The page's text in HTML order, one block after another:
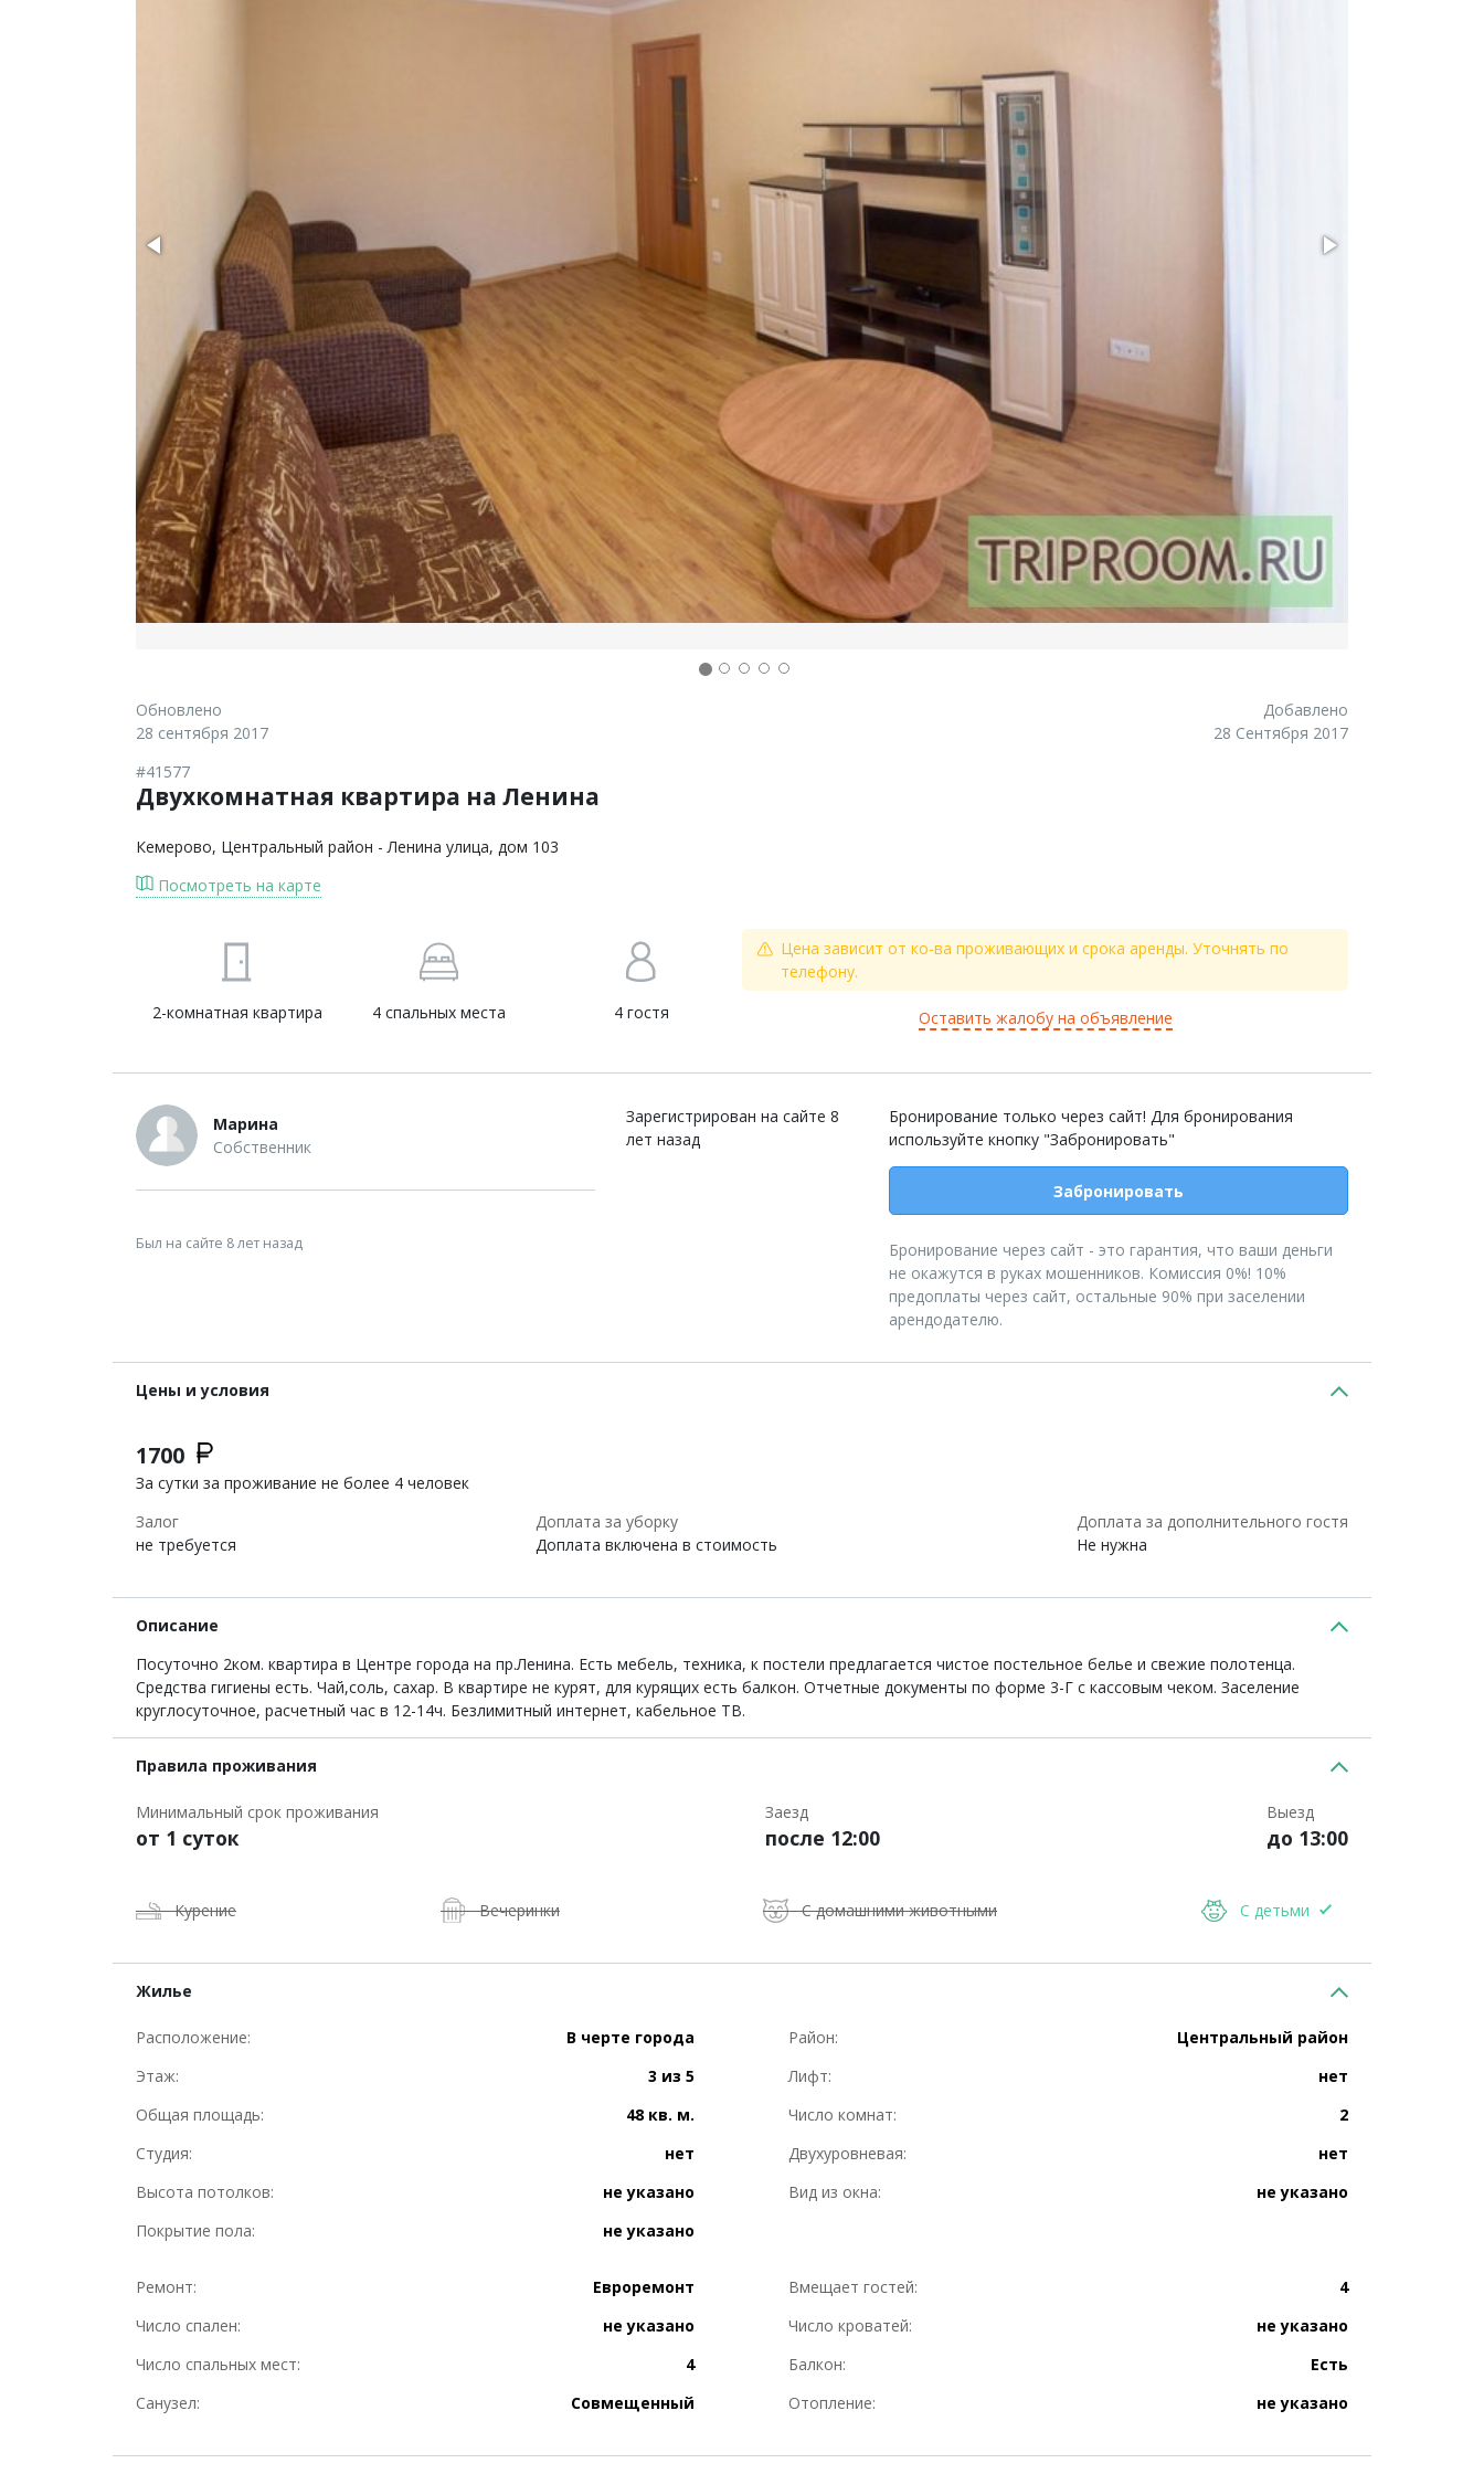
Обновлено
28 сентября 2017
Добавлено
28 Сентября 2017
Двухкомнатная квартира на Ленина
#41577
Кемерово, Центральный район - Ленина улица, дом 103
Посмотреть на карте
2-комнатная квартира 4 спальных места 4 гостя
Цена зависит от ко-ва проживающих и срока аренды. Уточнять по
телефону.
Оставить жалобу на объявление
Марина
Собственник
Был на сайте 8 лет назад
Зарегистрирован на сайте 8
лет назад
Бронирование только через сайт! Для бронирования
используйте кнопку "Забронировать"
Забронировать
Бронирование через сайт - это гарантия, что ваши деньги
не окажутся в руках мошенников. Комиссия 0%! 10%
предоплаты через сайт, остальные 90% при заселении
арендодателю.
Цены и условия
1700
За сутки за проживание не более 4 человек
Залог
не требуется
Доплата за уборку
Доплата включена в стоимость
Доплата за дополнительного гостя
Не нужна
Описание
Посуточно 2ком. квартира в Центре города на пр.Ленина. Есть мебель, техника, к постели предлагается чистое постельное белье и свежие полотенца.
Средства гигиены есть. Чай,соль, сахар. В квартире не курят, для курящих есть балкон. Отчетные документы по форме 3-Г с кассовым чеком. Заселение
круглосуточное, расчетный час в 12-14ч. Безлимитный интернет, кабельное ТВ.
Правила проживания
Минимальный срок проживания
от 1 суток
Заезд
после 12:00
Выезд
до 13:00
Курение Вечеринки С домашними животными С детьми
Жилье
Расположение: В черте города Район:
Центральный район
Этаж:
3 из 5 Лифт:
нет
Общая площадь:
48 кв. м. Число комнат:
2
Студия:
нет Двухуровневая:
нет
Высота потолков:
не указано Вид из окна:
не указано
Покрытие пола:
не указано
Ремонт: Евроремонт Вмещает гостей:
4
Число спален:
не указано Число кроватей:
не указано
Число спальных мест:
4 Балкон:
Есть
Санузел:
Совмещенный Отопление: не указано